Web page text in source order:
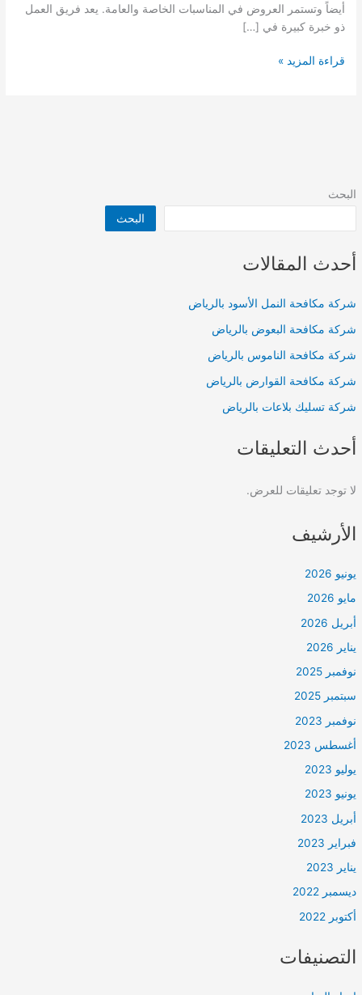
البحث
البحث
أحدث المقالات
شركة مكافحة النمل الأسود بالرياض
شركة مكافحة البعوض بالرياض
شركة مكافحة الناموس بالرياض
شركة مكافحة القوارض بالرياض
شركة تسليك بلاعات بالرياض
أحدث التعليقات
لا توجد تعليقات للعرض.
الأرشيف
يونيو 2026
مايو 2026
أبريل 2026
يناير 2026
نوفمبر 2025
سبتمبر 2025
نوفمبر 2023
أغسطس 2023
يوليو 2023
يونيو 2023
أبريل 2023
فبراير 2023
يناير 2023
ديسمبر 2022
أكتوبر 2022
التصنيفات
أيضاً وتستمر العروض في المناسبات الخاصة والعامة. يعد فريق العمل
ذو خبرة كبيرة في […]
شركة
قراءة المزيد »